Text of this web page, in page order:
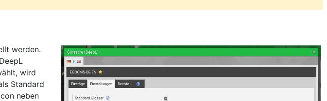
werden.
wird
Standard
neben